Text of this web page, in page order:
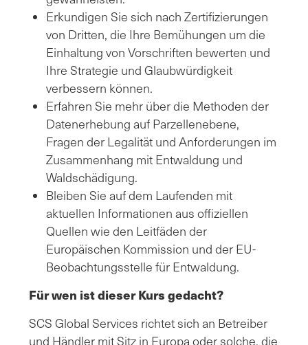
Erkundigen Sie sich nach Zertifizierungen
von Dritten, die Ihre Bemühungen um die
Einhaltung von Vorschriften bewerten und
Ihre Strategie und Glaubwürdigkeit
verbessern können.
Erfahren Sie mehr über die Methoden der
Datenerhebung auf Parzellenebene,
Fragen der Legalität und Anforderungen im
Zusammenhang mit Entwaldung und
Waldschädigung.
Bleiben Sie auf dem Laufenden mit
aktuellen Informationen aus offiziellen
Quellen wie den Leitfäden der
Europäischen Kommission und der EU-
Beobachtungsstelle für Entwaldung.
Für wen ist dieser Kurs gedacht?
SCS Global Services richtet sich an Betreiber
und Händler mit Sitz in Europa oder solche, die